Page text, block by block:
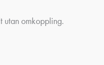
utan omkoppling.